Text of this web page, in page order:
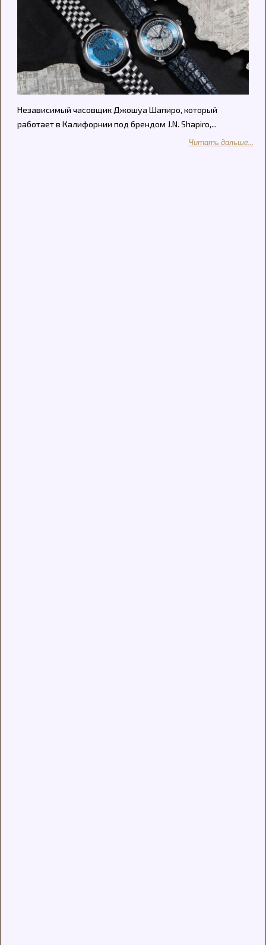
Независимый часовщик Джошуа Шапиро, который
работает в Калифорнии под брендом J.N. Shapiro,...
Читать дальше...